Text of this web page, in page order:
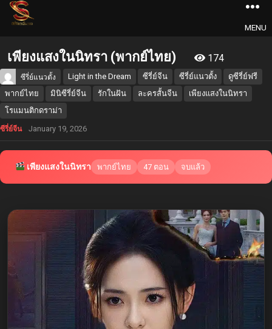
MENU
เพียงแสงในนิทรา (พากย์ไทย) 174
ซีรี่ย์แนวตั้ง Light in the Dream ซีรี่ย์จีน ซีรี่ย์แนวตั้ง
ดูซีรี่ย์ฟรี
พากย์ไทย
มินิซีรี่ย์จีน รักในฝัน ละครสั้นจีน
เพียงแสงในนิทรา
โรแมนติกดราม่า
ซีรี่ย์จีน January 19, 2026
เพียงแสงในนิทรา พากย์ไทย 47 ตอน จบแล้ว